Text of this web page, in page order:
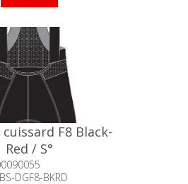
F8 Black-
Red / S°
DGF8-BKRD